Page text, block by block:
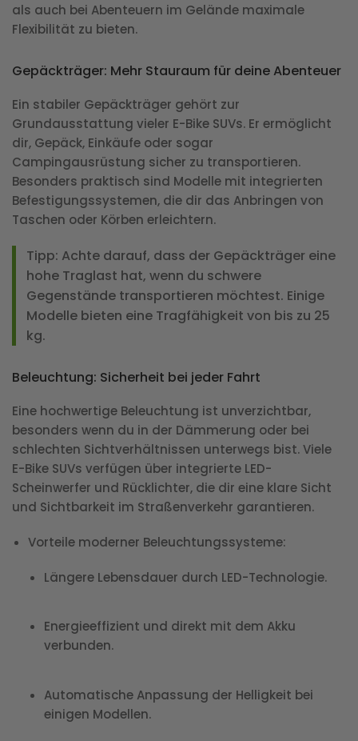
als auch bei Abenteuern im Gelände maximale
Flexibilität zu bieten.
Gepäckträger: Mehr Stauraum für deine Abenteuer
Ein stabiler Gepäckträger gehört zur
Grundausstattung vieler E-Bike SUVs. Er ermöglicht
dir, Gepäck, Einkäufe oder sogar
Campingausrüstung sicher zu transportieren.
Besonders praktisch sind Modelle mit integrierten
Befestigungssystemen, die dir das Anbringen von
Taschen oder Körben erleichtern.
Tipp: Achte darauf, dass der Gepäckträger eine
hohe Traglast hat, wenn du schwere
Gegenstände transportieren möchtest. Einige
Modelle bieten eine Tragfähigkeit von bis zu 25
kg.
Beleuchtung: Sicherheit bei jeder Fahrt
Eine hochwertige Beleuchtung ist unverzichtbar,
besonders wenn du in der Dämmerung oder bei
schlechten Sichtverhältnissen unterwegs bist. Viele
E-Bike SUVs verfügen über integrierte LED-
Scheinwerfer und Rücklichter, die dir eine klare Sicht
und Sichtbarkeit im Straßenverkehr garantieren.
Vorteile moderner Beleuchtungssysteme:
Längere Lebensdauer durch LED-Technologie.
Energieeffizient und direkt mit dem Akku
verbunden.
Automatische Anpassung der Helligkeit bei
einigen Modellen.